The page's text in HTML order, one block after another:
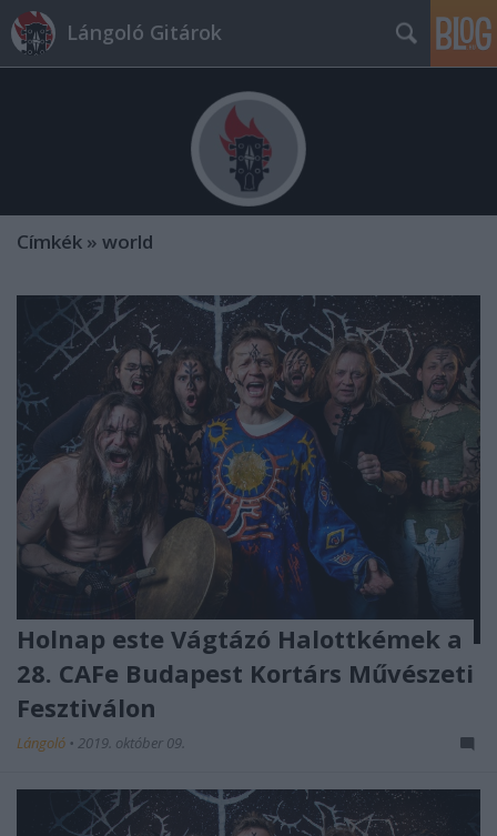
Lángoló Gitárok
Címkék » world
Holnap este Vágtázó Halottkémek a
28. CAFe Budapest Kortárs Művészeti
Fesztiválon
Lángoló • 2019. október 09.